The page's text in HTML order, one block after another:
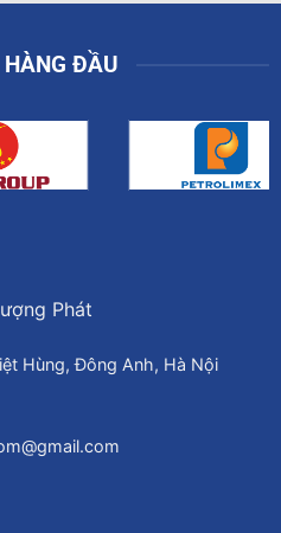
ĐẦU
Phát
Hùng, Đông Anh, Hà Nội